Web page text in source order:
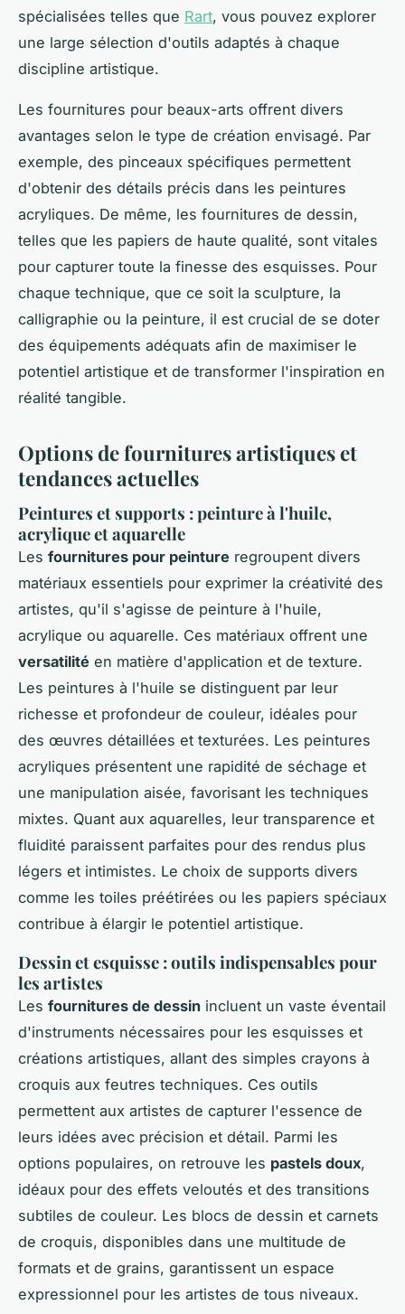
spécialisées telles que Rart, vous pouvez explorer
une large sélection d'outils adaptés à chaque
discipline artistique.
Les fournitures pour beaux-arts offrent divers
avantages selon le type de création envisagé. Par
exemple, des pinceaux spécifiques permettent
d'obtenir des détails précis dans les peintures
acryliques. De même, les fournitures de dessin,
telles que les papiers de haute qualité, sont vitales
pour capturer toute la finesse des esquisses. Pour
chaque technique, que ce soit la sculpture, la
calligraphie ou la peinture, il est crucial de se doter
des équipements adéquats afin de maximiser le
potentiel artistique et de transformer l'inspiration en
réalité tangible.
Options de fournitures artistiques et
tendances actuelles
Peintures et supports : peinture à l'huile,
acrylique et aquarelle
Les fournitures pour peinture regroupent divers
matériaux essentiels pour exprimer la créativité des
artistes, qu'il s'agisse de peinture à l'huile,
acrylique ou aquarelle. Ces matériaux offrent une
versatilité en matière d'application et de texture.
Les peintures à l'huile se distinguent par leur
richesse et profondeur de couleur, idéales pour
des œuvres détaillées et texturées. Les peintures
acryliques présentent une rapidité de séchage et
une manipulation aisée, favorisant les techniques
mixtes. Quant aux aquarelles, leur transparence et
fluidité paraissent parfaites pour des rendus plus
légers et intimistes. Le choix de supports divers
comme les toiles préétirées ou les papiers spéciaux
contribue à élargir le potentiel artistique.
Dessin et esquisse : outils indispensables pour
les artistes
Les fournitures de dessin incluent un vaste éventail
d'instruments nécessaires pour les esquisses et
créations artistiques, allant des simples crayons à
croquis aux feutres techniques. Ces outils
permettent aux artistes de capturer l'essence de
leurs idées avec précision et détail. Parmi les
options populaires, on retrouve les pastels doux,
idéaux pour des effets veloutés et des transitions
subtiles de couleur. Les blocs de dessin et carnets
de croquis, disponibles dans une multitude de
formats et de grains, garantissent un espace
expressionnel pour les artistes de tous niveaux.